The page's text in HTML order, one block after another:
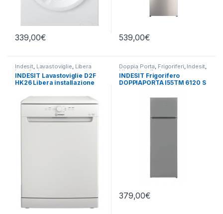
339,00€ 539,00€
Indesit, Lavastoviglie, Libera
Installazione
INDESIT Lavastoviglie D2F
HK26 Libera installazione
Doppia Porta, Frigoriferi, Indesit,
Libera Installazione
INDESIT Frigorifero
DOPPIAPORTA I55TM 6120 S
379,00€